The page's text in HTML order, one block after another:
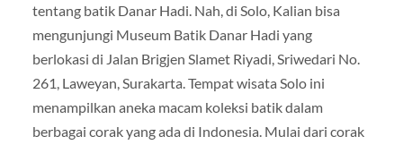
tentang batik Danar Hadi. Nah, di Solo, Kalian bisa
mengunjungi Museum Batik Danar Hadi yang
berlokasi di Jalan Brigjen Slamet Riyadi, Sriwedari No.
261, Laweyan, Surakarta. Tempat wisata Solo ini
menampilkan aneka macam koleksi batik dalam
berbagai corak yang ada di Indonesia. Mulai dari corak